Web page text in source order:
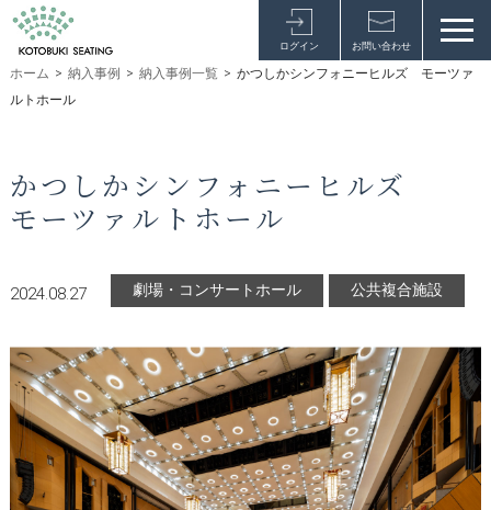
ログイン お問い合わせ
ホーム > 納入事例 > 納入事例一覧 > かつしかシンフォニーヒルズ モーツァ
ルトホール
かつしかシンフォニーヒルズ
モーツァルトホール
2024.08.27 劇場・コンサートホール 公共複合施設